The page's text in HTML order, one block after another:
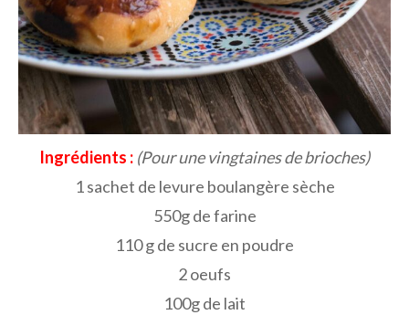
Ingrédients : (Pour une vingtaines de brioches)
1 sachet de levure boulangère sèche
550g de farine
110 g de sucre en poudre
2 oeufs
100g de lait